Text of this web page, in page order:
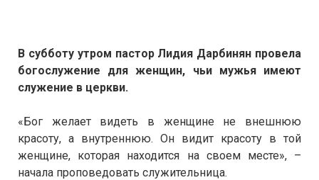
В субботу утром пастор Лидия Дарбинян провела
богослужение для женщин, чьи мужья имеют
служение в церкви.
«Бог желает видеть в женщине не внешнюю
красоту, а внутреннюю. Он видит красоту в той
женщине, которая находится на своем месте», –
начала проповедовать служительница.